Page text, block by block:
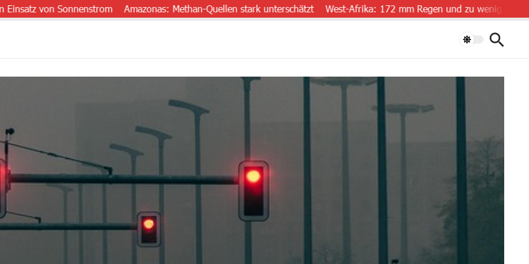
Sonnenstrom Amazonas: Methan-Quellen stark unterschätzt West-Afrika: 172 mm Regen und zu wenig Daten